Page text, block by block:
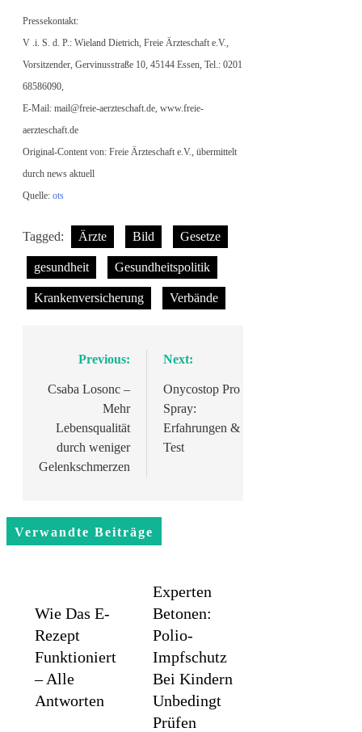
Pressekontakt:
V .i. S. d. P.: Wieland Dietrich, Freie Ärzteschaft e.V.,
Vorsitzender, Gervinusstraße 10, 45144 Essen, Tel.: 0201
68586090,
E-Mail: mail@freie-aerzteschaft.de, www.freie-
aerzteschaft.de
Original-Content von: Freie Ärzteschaft e.V., übermittelt
durch news aktuell
Quelle: ots
Tagged: Ärzte Bild Gesetze
gesundheit Gesundheitspolitik
Krankenversicherung Verbände
Beitragsnavigation
Previous:
Csaba Losonc –
Mehr
Lebensqualität
durch weniger
Gelenkschmerzen
Next:
Onycostop Pro
Spray:
Erfahrungen &
Test
Verwandte Beiträge
Wie Das E-
Rezept
Funktioniert
– Alle
Antworten
Experten
Betonen:
Polio-
Impfschutz
Bei Kindern
Unbedingt
Prüfen